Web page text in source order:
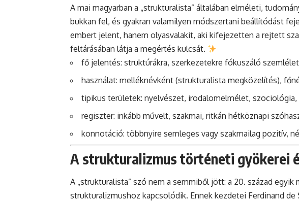
A mai magyarban a „strukturalista” általában elméleti,
bukkan fel, és gyakran valamilyen módszertani beállítódást
embert jelent, hanem olyasvalakit, aki kifejezetten a rejtett
feltárásában látja a megértés kulcsát.
fő jelentés: struktúrákra, szerkezetekre fókuszáló szemlélet
használat: melléknévként (strukturalista megközelítés),
tipikus területek: nyelvészet, irodalomelmélet,
regiszter: inkább művelt, szakmai, ritkán hétköznapi
konnotáció: többnyire semleges vagy szakmailag pozitív,
A strukturalizmus történeti gyökerei
A „strukturalista” szó nem a semmiből jött: a 20. század
strukturalizmushoz kapcsolódik. Ennek kezdetei Ferdinand